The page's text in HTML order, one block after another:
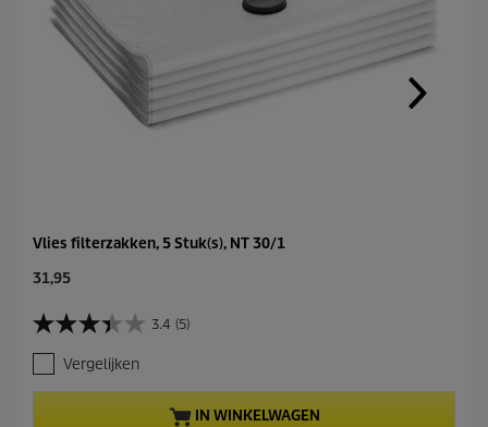
Vlies filterzakken, 5 Stuk(s), NT 30/1
C
r
e
n
t
31,95
3.4 (5)
3
.
4
v
Vergelijken
IN WINKELWAGEN